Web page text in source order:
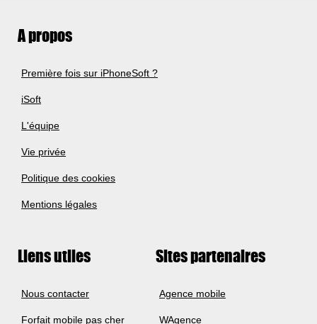
A propos
Première fois sur iPhoneSoft ?
iSoft
L'équipe
Vie privée
Politique des cookies
Mentions légales
Liens utiles
Nous contacter
Forfait mobile pas cher
Sites partenaires
Agence mobile
WAgence